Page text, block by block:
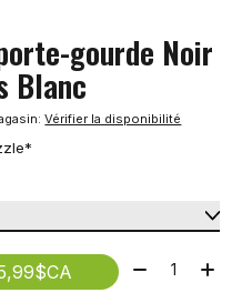
gourde Noir
Blanc
:Vérifier la disponibilité
Quantité: